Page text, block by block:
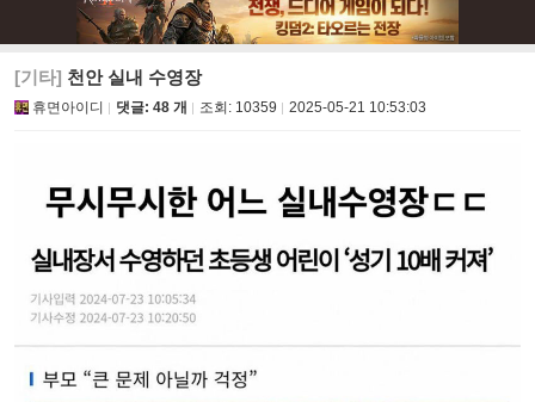
[기타] 천안 실내 수영장
휴면아이디 댓글: 48 개 조회: 10359 2025-05-21 10:53:03